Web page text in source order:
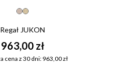
Regał JUKON
963,00 zł
cena z 30 dni: 963,00 zł